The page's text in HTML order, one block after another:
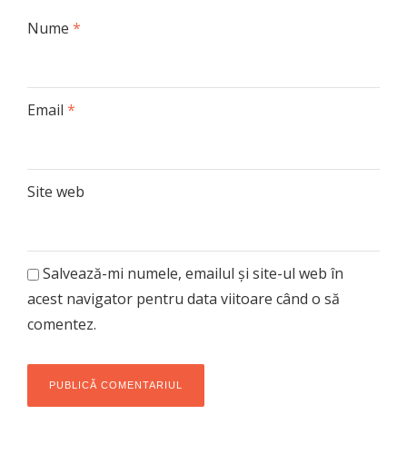
Nume *
Email *
Site web
Salvează-mi numele, emailul și site-ul web în
acest navigator pentru data viitoare când o să
comentez.